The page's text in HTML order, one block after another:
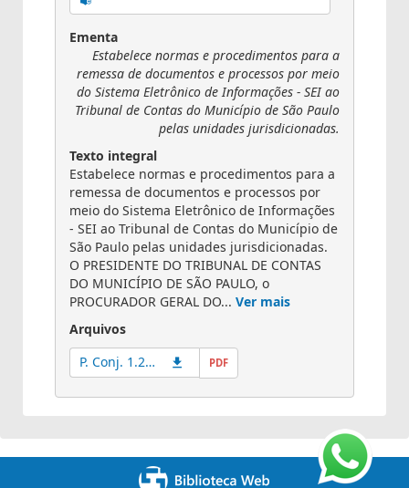
Ementa
Estabelece normas e procedimentos para a
remessa de documentos e processos por meio
do Sistema Eletrônico de Informações - SEI ao
Tribunal de Contas do Município de São Paulo
pelas unidades jurisdicionadas.
Texto integral
Estabelece normas e procedimentos para a
remessa de documentos e processos por
meio do Sistema Eletrônico de Informações
- SEI ao Tribunal de Contas do Município de
São Paulo pelas unidades jurisdicionadas.
O PRESIDENTE DO TRIBUNAL DE CONTAS
DO MUNICÍPIO DE SÃO PAULO, o
PROCURADOR GERAL DO... Ver mais
Arquivos
P. Conj. 1.2019
PDF